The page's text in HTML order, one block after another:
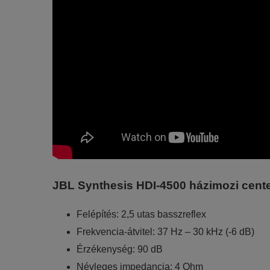
JBL Synthesis HDI-4500 házimozi
Felépítés: 2,5 utas basszreflex
Frekvencia-átvitel: 37 Hz – 30 kHz (-6 dB)
Érzékenység: 90 dB
Névleges impedancia: 4 Ohm